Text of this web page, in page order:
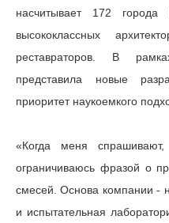
насчитывает 172
высококлассных
реставраторов. В
представила новые
приоритет наукоемкого
«Когда меня
ограничиваюсь фразой о
смесей. Основа компании -
и испытательная